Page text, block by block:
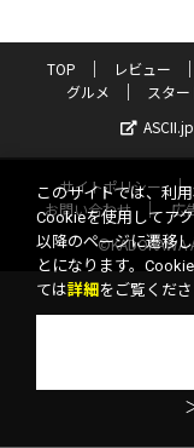
TOP レビュー
グルメ
スタ
ASCII.jp
サイトポリシー
お問い合わせ
広
©KADOKAWA
このサイトでは、利
Cookieを使用してア
以降のページに遷移
とになります。
ては詳細 をご覧くださ